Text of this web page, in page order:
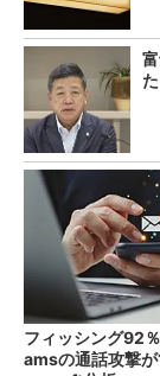
フィッシング92
amsの通話攻撃